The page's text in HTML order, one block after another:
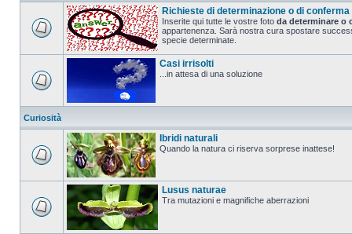
Richieste di determinazione o di conferma
Inserite qui tutte le vostre foto da determinare o
appartenenza. Sarà nostra cura spostare
specie determinate.
Casi irrisolti
...in attesa di una soluzione
Curiosità
Ibridi naturali
Quando la natura ci riserva sorprese inattese!
Lusus naturae
Tra mutazioni e magnifiche aberrazioni